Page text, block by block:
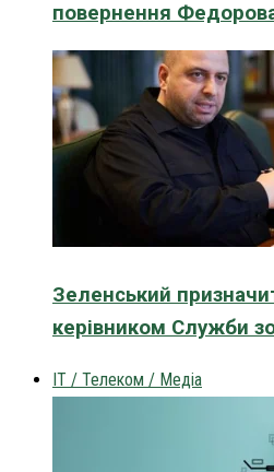
повернення
Зеленський
керівником Служби
IT / Телеком / Медіа